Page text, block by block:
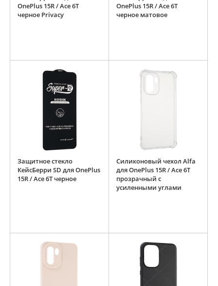
OnePlus 15R / Ace 6T
черное Privacy
OnePlus 15R / Ace 6T
черное матовое
Защитное стекло
КейсБерри SD для OnePlus
15R / Ace 6T черное
Силиконовый чехол Alfa
для OnePlus 15R / Ace 6T
прозрачный с
усиленными углами